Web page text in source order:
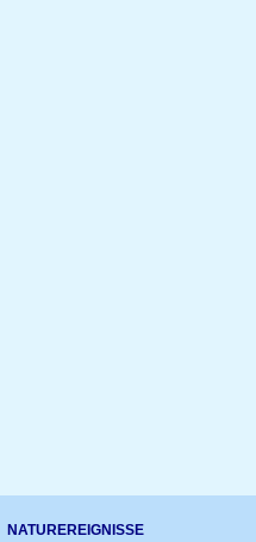
NATUREREIGNISSE